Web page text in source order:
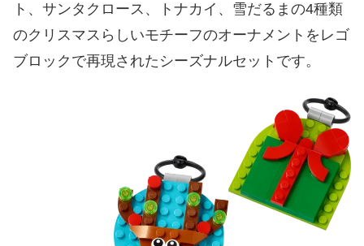
ト、サンタクロース、トナカイ、雪だるまの4種類
のクリスマスらしいモチーフのオーナメントをレゴ
ブロックで再現されたシーズナルセットです。